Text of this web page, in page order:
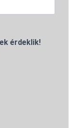
érdeklik!